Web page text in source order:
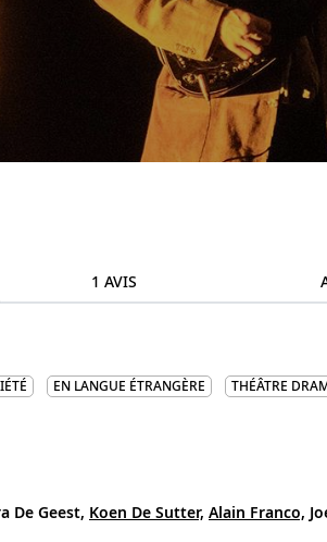
1 AVIS
EN LANGUE ÉTRANGÈRE
THÉÂTRE
De Geest, Koen De Sutter, Alain Franco,